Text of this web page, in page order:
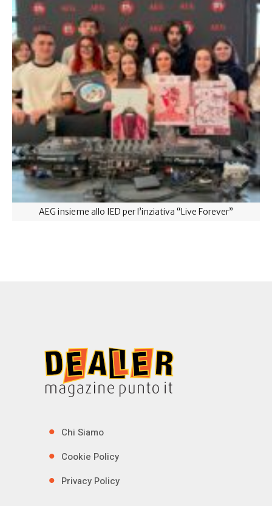
AEG insieme allo IED per l’inziativa “Live Forever”
Chi Siamo
Cookie Policy
Privacy Policy